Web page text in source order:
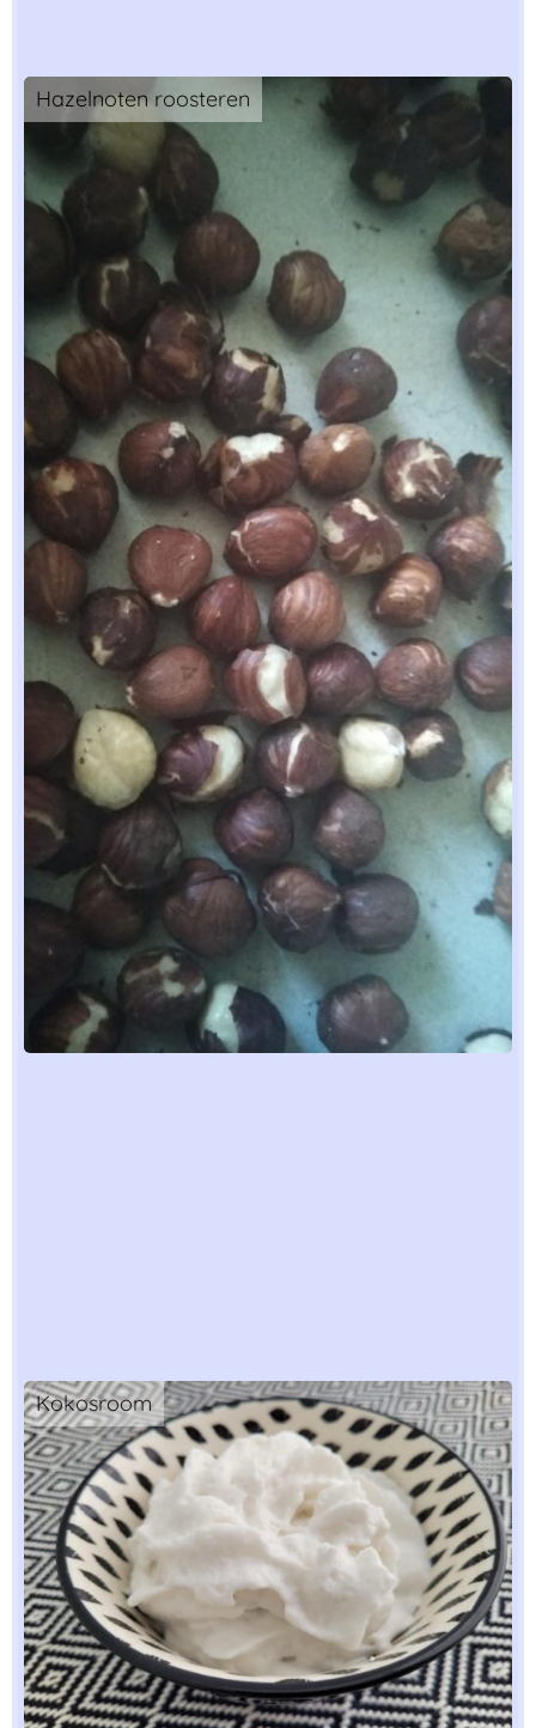
Hazelnoten roosteren
Kokosroom